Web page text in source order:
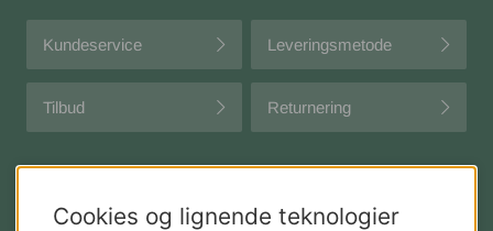
Kundeservice Leveringsmetode
Tilbud Returnering
Cookies og lignende teknologier